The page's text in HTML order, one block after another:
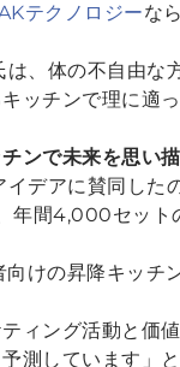
テクノロジーな
、体の不自由な
ッチンで理に適
ンで未来を思い描
デアに賛同し
間4,000セット
けの昇降キッチ
ティング活動と価
予測しています」